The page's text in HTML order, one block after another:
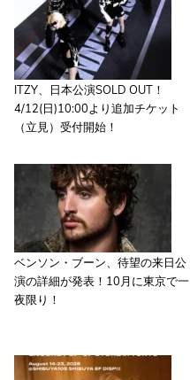
ITZY、日本公演SOLD OUT！
4/12(日)10:00より追加チケット
（立見）受付開始！
ベンソン・ブーン、待望の来日公
演の詳細が発表！10月に東京で一
夜限り！